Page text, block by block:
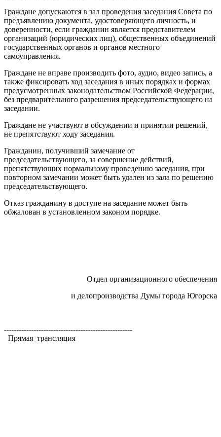
Граждане допускаются в зал проведения заседания Совета по
предъявлению документа, удостоверяющего личность, и
доверенности, если гражданин является представителем
организаций (юридических лиц), общественных объединений
государственных органов и органов местного
самоуправления.
Граждане не вправе производить фото, аудио, видео запись, а
также фиксировать ход заседания в иных порядках и формах
предусмотренных законодательством Российской Федерации,
без предварительного разрешения председательствующего на
заседании.
Граждане не участвуют в обсуждении и принятии решений,
не препятствуют ходу заседания.
Гражданин, получивший замечание от
председательствующего, за совершение действий,
препятствующих нормальному проведению заседания, при
повторном замечании может быть удален из зала по решению
председательствующего.
Отказ гражданину в доступе на заседание может быть
обжалован в установленном законом порядке.
Отдел организационного обеспечения
и делопроизводства Думы города Югорска
----------------------------------------------------
Прямая трансляция